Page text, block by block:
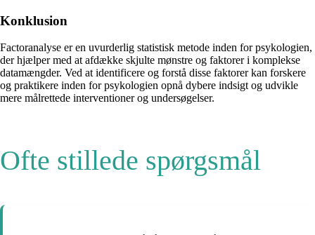
Konklusion
Factoranalyse er en uvurderlig statistisk metode inden for psykologien,
der hjælper med at afdække skjulte mønstre og faktorer i komplekse
datamængder. Ved at identificere og forstå disse faktorer kan forskere
og praktikere inden for psykologien opnå dybere indsigt og udvikle
mere målrettede interventioner og undersøgelser.
Ofte stillede spørgsmål